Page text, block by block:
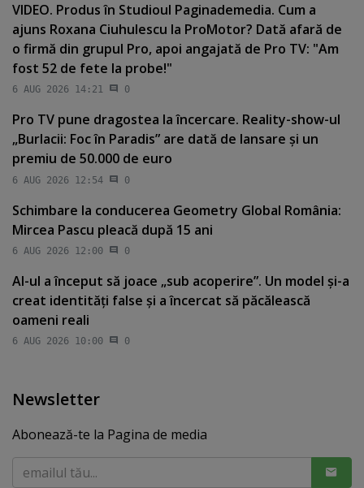
VIDEO. Produs în Studioul Paginademedia. Cum a
ajuns Roxana Ciuhulescu la ProMotor? Dată afară de
o firmă din grupul Pro, apoi angajată de Pro TV: "Am
fost 52 de fete la probe!"
6 AUG 2026 14:21 0
Pro TV pune dragostea la încercare. Reality-show-ul
„Burlacii: Foc în Paradis” are dată de lansare şi un
premiu de 50.000 de euro
6 AUG 2026 12:54 0
Schimbare la conducerea Geometry Global România:
Mircea Pascu pleacă după 15 ani
6 AUG 2026 12:00 0
AI-ul a început să joace „sub acoperire”. Un model şi-a
creat identităţi false şi a încercat să păcălească
oameni reali
6 AUG 2026 10:00 0
Newsletter
Abonează-te la Pagina de media